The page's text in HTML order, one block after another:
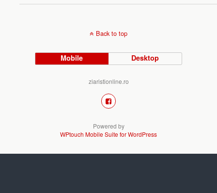
Back to top
Mobile Desktop
ziaristionline.ro
Powered by
WPtouch Mobile Suite for WordPress